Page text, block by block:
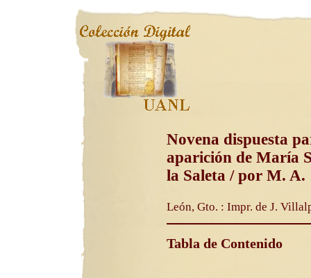
Novena dispuesta
aparición de María
la Saleta / por M. A.
León, Gto. : Impr. de J.
Tabla de Contenido